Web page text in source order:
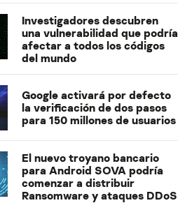
Investigadores descubren
una vulnerabilidad que podría
afectar a todos los códigos
del mundo
Google activará por defecto
la verificación de dos pasos
para 150 millones de usuarios
El nuevo troyano bancario
para Android SOVA podría
comenzar a distribuir
Ransomware y ataques DDoS